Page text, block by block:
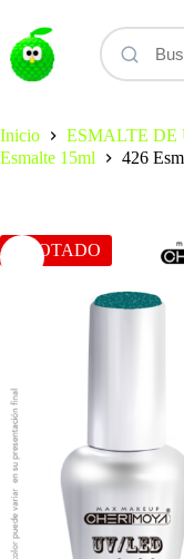
contenido
Inicio
ESMALTE DE
Esmalte 15ml
426
AGOTADO